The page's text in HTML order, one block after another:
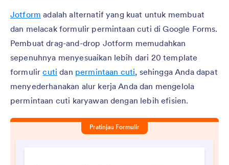
Jotform adalah alternatif yang kuat untuk membuat
dan melacak formulir permintaan cuti di Google Forms.
Pembuat drag-and-drop Jotform memudahkan
sepenuhnya menyesuaikan lebih dari 20 template
formulircuti dan permintaan cuti, sehingga Anda dapat
menyederhanakan alur kerja Anda dan mengelola
permintaan cuti karyawan dengan lebih efisien.